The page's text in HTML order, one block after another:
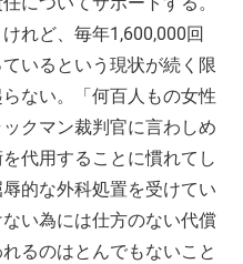
れど、毎年1,600,000回
いるという現状が続く限
ない。「何百人もの女性
クマン裁判官に言わしめ
代用することに慣れてし
的な外科処置を受けてい
い為には仕方のない代償
るのはとんでもないこと